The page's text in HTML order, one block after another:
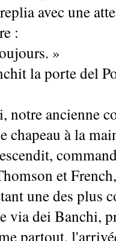
avec une
:
»
la porte del
notre ancienne
chapeau à la
et
une des plus
via dei Banchi,
partout,